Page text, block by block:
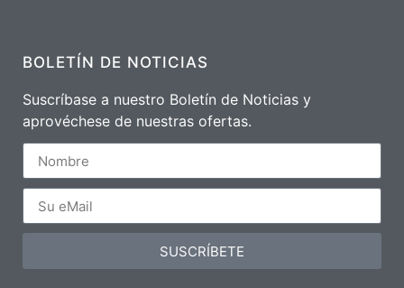
BOLETÍN DE NOTICIAS
Suscríbase a nuestro Boletín de Noticias y
aprovéchese de nuestras ofertas.
SUSCRÍBETE